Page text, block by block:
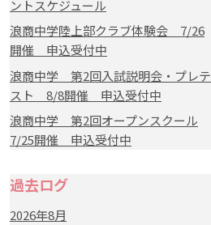
ントスケジュール
浪商中学陸上部クラブ体験会 7/26
開催 申込受付中
浪商中学 第2回入試説明会・プレテ
スト 8/8開催 申込受付中
浪商中学 第2回オープンスクール
7/25開催 申込受付中
過去ログ
2026年8月